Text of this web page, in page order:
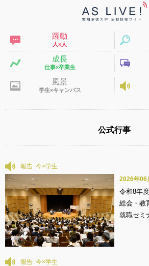
躍動
人×人
成長
仕事×卒業生
風景
学生×キャンパス
公式行事
報告
令和8年
総会・教
就職セミ
2026年06
報告